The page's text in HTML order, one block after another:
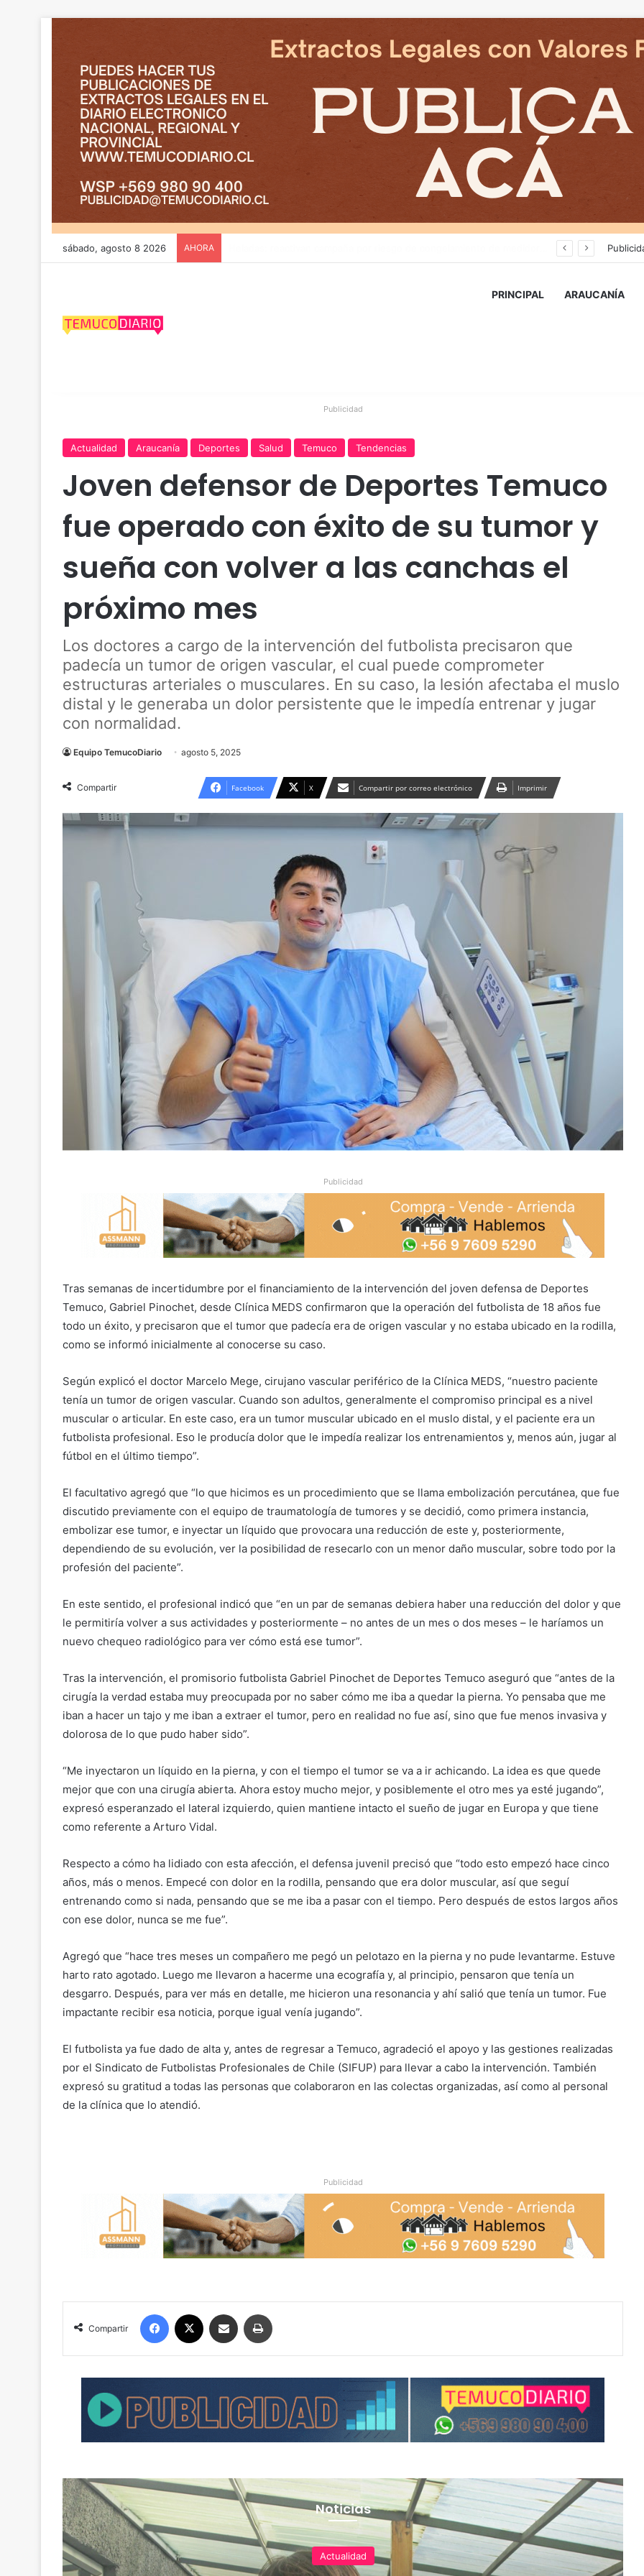
sábado, agosto 8 2026 AHORA
PRINCIPAL ARAUCANÍA
Publicidad
Actualidad Araucanía Deportes Salud Temuco Tendencias
Joven defensor de Deportes Temuco
fue operado con éxito de su tumor y
sueña con volver a las canchas el
próximo mes
Los doctores a cargo de la intervención del futbolista precisaron que
padecía un tumor de origen vascular, el cual puede comprometer
estructuras arteriales o musculares. En su caso, la lesión afectaba el muslo
distal y le generaba un dolor persistente que le impedía entrenar y jugar
con normalidad.
Equipo TemucoDiario agosto 5, 2025
Compartir Facebook X Compartir por correo electrónico Imprimir
Publicidad
Tras semanas de incertidumbre por el financiamiento de la intervención del joven defensa de Deportes
Temuco, Gabriel Pinochet, desde Clínica MEDS confirmaron que la operación del futbolista de 18 años fue
todo un éxito, y precisaron que el tumor que padecía era de origen vascular y no estaba ubicado en la rodilla,
como se informó inicialmente al conocerse su caso.
Según explicó el doctor Marcelo Mege, cirujano vascular periférico de la Clínica MEDS, “nuestro paciente
tenía un tumor de origen vascular. Cuando son adultos, generalmente el compromiso principal es a nivel
muscular o articular. En este caso, era un tumor muscular ubicado en el muslo distal, y el paciente era un
futbolista profesional. Eso le producía dolor que le impedía realizar los entrenamientos y, menos aún, jugar al
fútbol en el último tiempo”.
El facultativo agregó que “lo que hicimos es un procedimiento que se llama embolización percutánea, que fue
discutido previamente con el equipo de traumatología de tumores y se decidió, como primera instancia,
embolizar ese tumor, e inyectar un líquido que provocara una reducción de este y, posteriormente,
dependiendo de su evolución, ver la posibilidad de resecarlo con un menor daño muscular, sobre todo por la
profesión del paciente”.
En este sentido, el profesional indicó que “en un par de semanas debiera haber una reducción del dolor y que
le permitiría volver a sus actividades y posteriormente – no antes de un mes o dos meses – le haríamos un
nuevo chequeo radiológico para ver cómo está ese tumor”.
Tras la intervención, el promisorio futbolista Gabriel Pinochet de Deportes Temuco aseguró que “antes de la
cirugía la verdad estaba muy preocupada por no saber cómo me iba a quedar la pierna. Yo pensaba que me
iban a hacer un tajo y me iban a extraer el tumor, pero en realidad no fue así, sino que fue menos invasiva y
dolorosa de lo que pudo haber sido”.
“Me inyectaron un líquido en la pierna, y con el tiempo el tumor se va a ir achicando. La idea es que quede
mejor que con una cirugía abierta. Ahora estoy mucho mejor, y posiblemente el otro mes ya esté jugando”,
expresó esperanzado el lateral izquierdo, quien mantiene intacto el sueño de jugar en Europa y que tiene
como referente a Arturo Vidal.
Respecto a cómo ha lidiado con esta afección, el defensa juvenil precisó que “todo esto empezó hace cinco
años, más o menos. Empecé con dolor en la rodilla, pensando que era dolor muscular, así que seguí
entrenando como si nada, pensando que se me iba a pasar con el tiempo. Pero después de estos largos años
con ese dolor, nunca se me fue”.
Agregó que “hace tres meses un compañero me pegó un pelotazo en la pierna y no pude levantarme. Estuve
harto rato agotado. Luego me llevaron a hacerme una ecografía y, al principio, pensaron que tenía un
desgarro. Después, para ver más en detalle, me hicieron una resonancia y ahí salió que tenía un tumor. Fue
impactante recibir esa noticia, porque igual venía jugando”.
El futbolista ya fue dado de alta y, antes de regresar a Temuco, agradeció el apoyo y las gestiones realizadas
por el Sindicato de Futbolistas Profesionales de Chile (SIFUP) para llevar a cabo la intervención. También
expresó su gratitud a todas las personas que colaboraron en las colectas organizadas, así como al personal
de la clínica que lo atendió.
Publicidad
Compartir
Noticias
Actualidad